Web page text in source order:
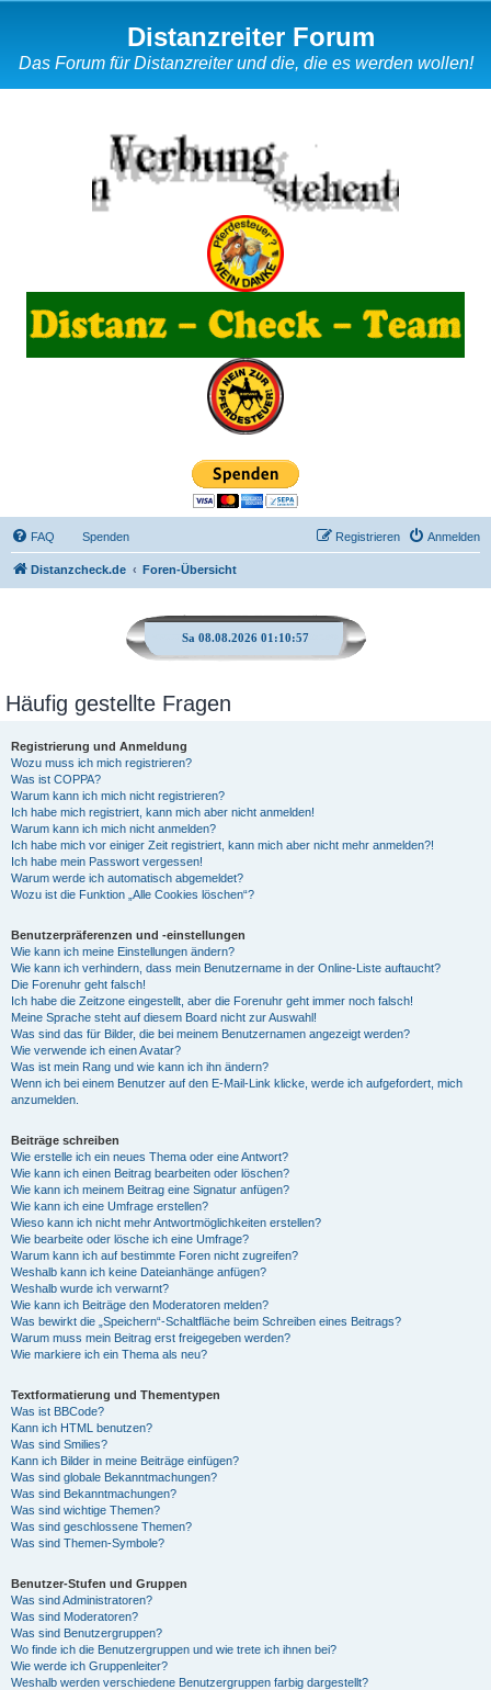
Distanzreiter Forum
Das Forum für Distanzreiter und die, die es werden wollen!
FAQ Spenden Anmelden
Registrieren
Distanzcheck.de Foren-Übersicht
Sa 08.08.2026 01:10:58
Häufig gestellte Fragen
Registrierung und Anmeldung
Wozu muss ich mich registrieren?
Was ist COPPA?
Warum kann ich mich nicht registrieren?
Ich habe mich registriert, kann mich aber nicht anmelden!
Warum kann ich mich nicht anmelden?
Ich habe mich vor einiger Zeit registriert, kann mich aber nicht mehr anmelden?!
Ich habe mein Passwort vergessen!
Warum werde ich automatisch abgemeldet?
Wozu ist die Funktion „Alle Cookies löschen“?
Benutzerpräferenzen und -einstellungen
Wie kann ich meine Einstellungen ändern?
Wie kann ich verhindern, dass mein Benutzername in der Online-Liste auftaucht?
Die Forenuhr geht falsch!
Ich habe die Zeitzone eingestellt, aber die Forenuhr geht immer noch falsch!
Meine Sprache steht auf diesem Board nicht zur Auswahl!
Was sind das für Bilder, die bei meinem Benutzernamen angezeigt werden?
Wie verwende ich einen Avatar?
Was ist mein Rang und wie kann ich ihn ändern?
Wenn ich bei einem Benutzer auf den E-Mail-Link klicke, werde ich aufgefordert, mich
anzumelden.
Beiträge schreiben
Wie erstelle ich ein neues Thema oder eine Antwort?
Wie kann ich einen Beitrag bearbeiten oder löschen?
Wie kann ich meinem Beitrag eine Signatur anfügen?
Wie kann ich eine Umfrage erstellen?
Wieso kann ich nicht mehr Antwortmöglichkeiten erstellen?
Wie bearbeite oder lösche ich eine Umfrage?
Warum kann ich auf bestimmte Foren nicht zugreifen?
Weshalb kann ich keine Dateianhänge anfügen?
Weshalb wurde ich verwarnt?
Wie kann ich Beiträge den Moderatoren melden?
Was bewirkt die „Speichern“-Schaltfläche beim Schreiben eines Beitrags?
Warum muss mein Beitrag erst freigegeben werden?
Wie markiere ich ein Thema als neu?
Textformatierung und Thementypen
Was ist BBCode?
Kann ich HTML benutzen?
Was sind Smilies?
Kann ich Bilder in meine Beiträge einfügen?
Was sind globale Bekanntmachungen?
Was sind Bekanntmachungen?
Was sind wichtige Themen?
Was sind geschlossene Themen?
Was sind Themen-Symbole?
Benutzer-Stufen und Gruppen
Was sind Administratoren?
Was sind Moderatoren?
Was sind Benutzergruppen?
Wo finde ich die Benutzergruppen und wie trete ich ihnen bei?
Wie werde ich Gruppenleiter?
Weshalb werden verschiedene Benutzergruppen farbig dargestellt?